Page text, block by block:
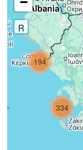
194
334
R